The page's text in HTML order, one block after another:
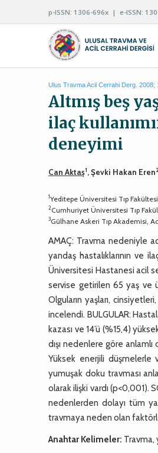
p-ISSN: 1306-696x | e-ISSN:
Ulus Travma Acil Cerrahi Derg. 2008;
Altmış beş
ilaç
deneyimi
Can Aktaş1, Şevki Hakan Eren
1Yeditepe Üniversitesi Tıp
2Cumhuriyet Üniversitesi Tıp
3Gülhane Askeri Tıp Akademisi,
AMAÇ: Travma nedeniyle
yandaş hastalıklarının ve
Üniversitesi Hastanesi acil
servise getirilen 65 yaş ve
Olguların yaşları,
incelendi. BULGULAR:
kazası ve 14’ü (%15,4)
dışı nedenlere göre
Yüksek enerjili düşmelerle
yumuşak doku travması
olarak ilişki vardı (p<0,001).
nedenlerden dolayı tüm
travmaya neden olan
Anahtar Kelimeler: Travma,